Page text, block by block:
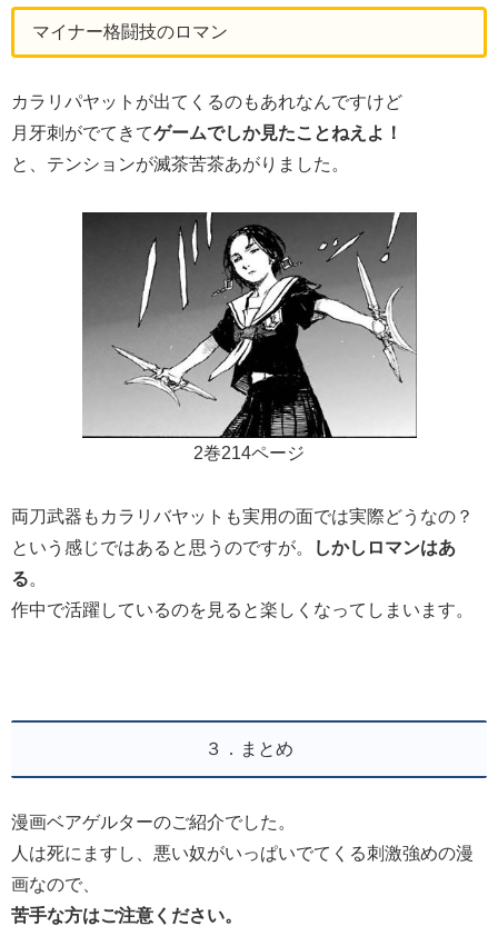
マイナー格闘技のロマン
カラリパヤットが出てくるのもあれなんですけど
月牙刺がでてきてゲームでしか見たことねえよ！
と、テンションが滅茶苦茶あがりました。
2巻214ページ
両刀武器もカラリバヤットも実用の面では実際どうなの？
という感じではあると思うのですが。
しかしロマンはあ
る。
作中で活躍しているのを見ると楽しくなってしまいます。
３．まとめ
漫画ベアゲルターのご紹介でした。
人は死にますし、悪い奴がいっぱいでてくる刺激強めの漫
画なので、
苦手な方はご注意ください。